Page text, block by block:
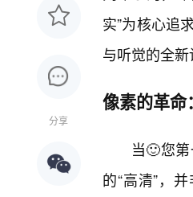
分享
实”为核心追
与听觉的全
像素的革命
当🙂您
的“高清”，